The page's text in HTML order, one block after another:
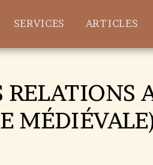
SERVICES ARTICLES